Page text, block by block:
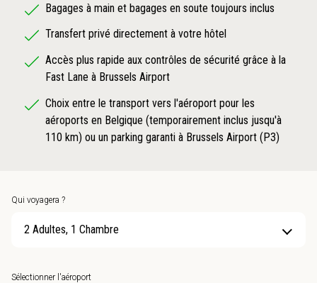
Bagages à main et bagages en soute toujours inclus
Transfert privé directement à votre hôtel
Accès plus rapide aux contrôles de sécurité grâce à la
Fast Lane à Brussels Airport
Choix entre le transport vers l'aéroport pour les
aéroports en Belgique (temporairement inclus jusqu'à
110 km) ou un parking garanti à Brussels Airport (P3)
Qui voyagera ?
2 Adultes, 1 Chambre
Sélectionner l'aéroport